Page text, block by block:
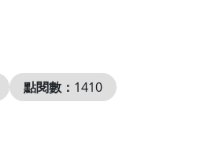
點閱數： 1410